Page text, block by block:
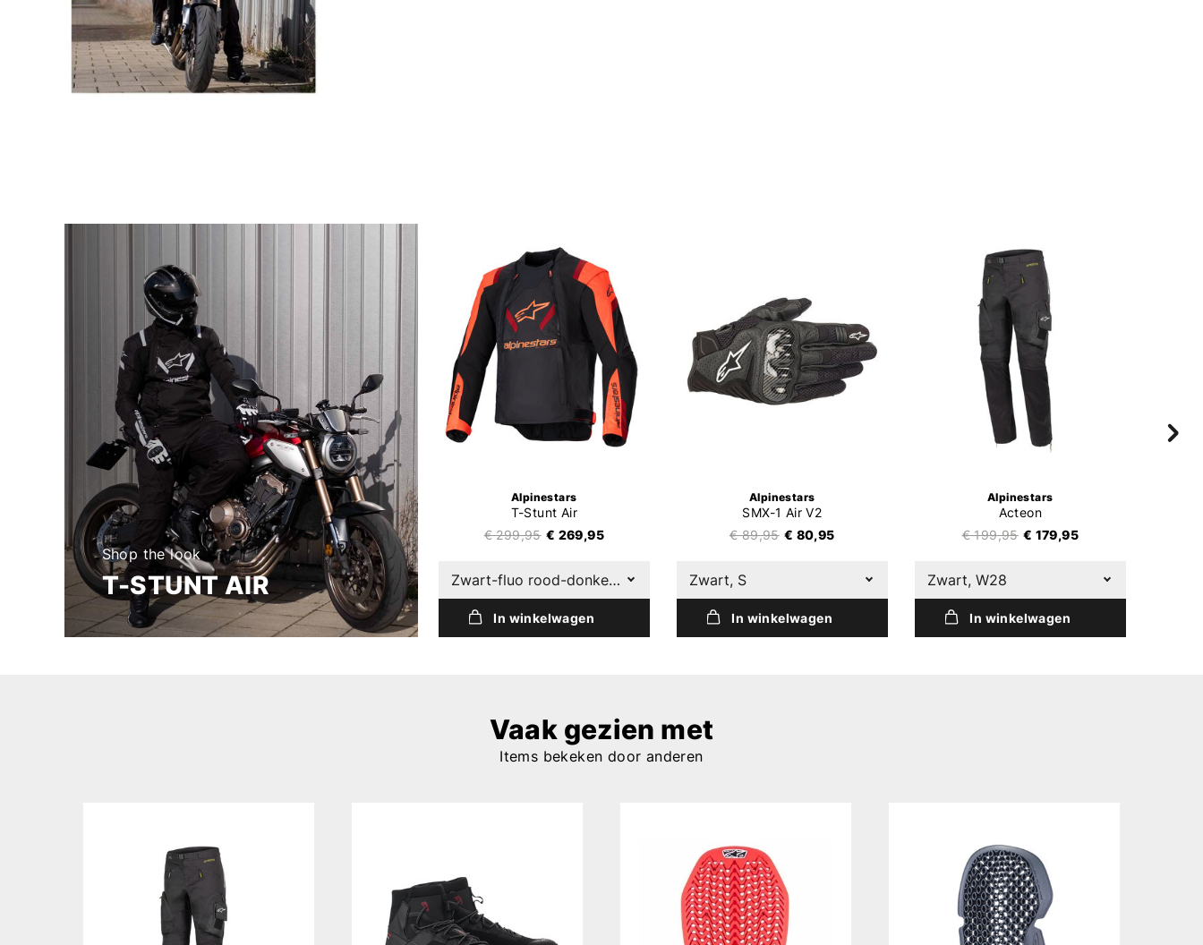
Shop the look
T-STUNT AIR
Alpinestars
Acteon
€ 179,95
In winkelwagen
Alpinestars
Faster 4
€ 159,95 € 143,95
Zwart (10), 6 = 38
In winkelwagen
Alpinestars
T-Stunt Air
€ 299,95 € 269,95
Zwart-fluo rood-donkerrood (1365), S
In winkelwagen
Alpinestars
SMX-1 Air V2
€ 89,95 € 80,95
Zwart, S
In winkelwagen
Alpinestars
Acteon
€ 199,95 € 179,95
Zwart, W28
In winkelwagen
Vaak gezien met
Items bekeken door anderen